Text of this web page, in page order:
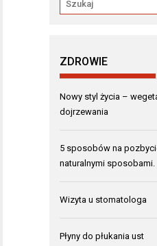
ZDROWIE
Nowy styl życia –
dojrzewania
5 sposobów na
naturalnymi sposobami.
Wizyta u stomatologa
Płyny do płukania ust